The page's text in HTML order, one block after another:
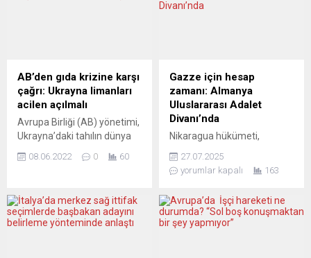
aşısızlara adeta nefes
aldırmayacak uygulamaları
art arda hayata geçirmeye
hazırlanıyor. Bunda elbette
ürkütücü şekilde...
Faeser, Alman Memurlar
Birliğinin (DBB) düzenlediği
toplantıda, içişleri bakanı
olarak görevinin her türlü
olduğunu belirtti. “Ancak...
AB’den gıda krizine karşı
çağrı: Ukrayna limanları
acilen açılmalı
Avrupa Birliği (AB) yönetimi,
Ukrayna’daki tahılın dünya
aktarılabilmesinin en uygun
limanların acilen yeniden
işler hale gelmesi gerektiğini
08.06.2022 0 60
Gazze için hesap
zamanı: Almanya
Uluslararası Adalet
Divanı’nda
Nikaragua hükümeti,
Uluslararası Adalet
Divanı’nda (UAD)
soykırıma dolaylı yoldan
yardım ettiği gerekçesiyle
27.07.2025
yorumlar kapalı
163